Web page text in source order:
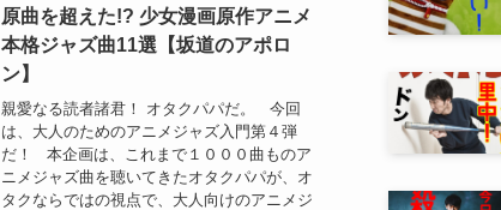
原曲を超えた!? 少女漫画原作アニメ
本格ジャズ曲11選【坂道のアポロ
ン】
親愛なる読者諸君！ オタクパパだ。 今回
は、大人のためのアニメジャズ入門第４弾
だ！ 本企画は、これまで１０００曲ものア
ニメジャズ曲を聴いてきたオタクパパが、オ
タクならではの視点で、大人向けのアニメジ